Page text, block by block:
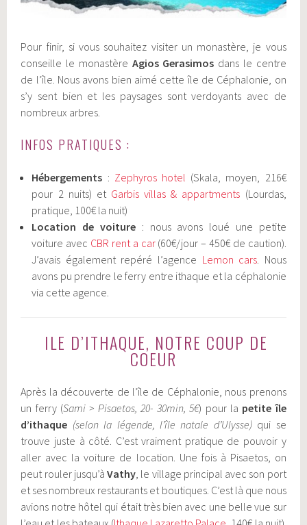
Pour finir, si vous souhaitez visiter un monastère, je vous
conseille le monastère Agios Gerasimos dans le centre
de l’île. Nous avons bien aimé cette île de Céphalonie, on
s’y sent bien et les paysages sont verdoyants avec de
nombreux arbres.
INFOS PRATIQUES :
Hébergements : Zephyros hotel (Skala, moyen, 216€
pour 2 nuits) et Garbis villas & appartments (Lourdas,
pratique, 100€ la nuit)
Location de voiture: nous avons loué une petite
voiture avec CBR rent a car(60€/jour – 450€ de caution).
J’avais également repéré l’agence Lemon cars. Nous
avons pu prendre le ferry entre ithaque et la céphalonie
via cette agence.
ILE D’ITHAQUE, NOTRE COUP DE
COEUR
Après la découverte de l’île de Céphalonie, nous prenons
un ferry (Sami > Pisaetos, 20- 30min, 5€) pour la petite île
d’ithaque (selon la légende, l’île natale d’Ulysse) qui se
trouve juste à côté. C’est vraiment pratique de pouvoir y
aller avec la voiture de location. Une fois à Pisaetos, on
peut rouler jusqu’à Vathy, le village principal avec son port
et ses nombreux restaurants et boutiques. C’est là que nous
avions notre hôtel qui était très bien avec une belle vue sur